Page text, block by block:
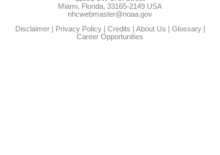
Miami, Florida, 33165-2149 USA
nhcwebmaster@noaa.gov
Disclaimer| Privacy Policy| Credits About Us Glossary|
Career Opportunities